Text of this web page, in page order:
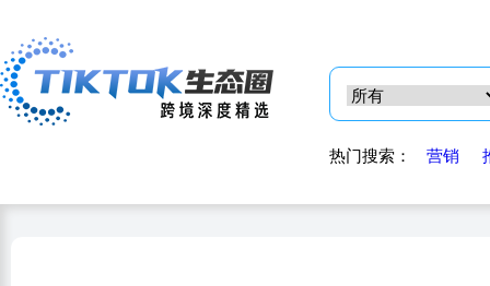
热门搜索： 营销